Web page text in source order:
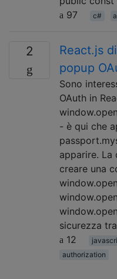
97
c#
2
React.js
popup
Sono
OAuth in
- è qui che
apparire. La
creare una
sicurezza
12
authorization